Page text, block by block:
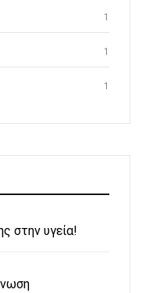
1
1
1
στην υγεία!